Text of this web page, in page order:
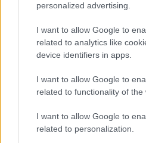
personalized advertising.
I want to allow Google to
related to analytics like
device identifiers in apps.
I want to allow Google to
related to functionality of the
I want to allow Google to
related to personalization.